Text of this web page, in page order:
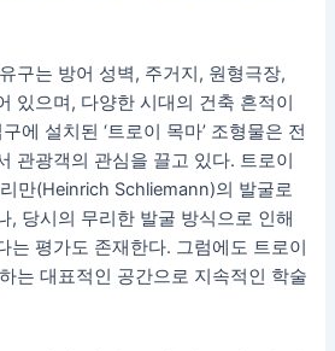
구는 방어 성벽, 주거지, 원형극장,
있으며, 다양한 시대의 건축 흔적이
에 설치된 ‘트로이 목마’ 조형물은 전
관광객의 관심을 끌고 있다. 트로이
만(Heinrich Schliemann)의 발굴로
, 당시의 무리한 발굴 방식으로 인해
는 평가도 존재한다. 그럼에도 트로이
는 대표적인 공간으로 지속적인 학술